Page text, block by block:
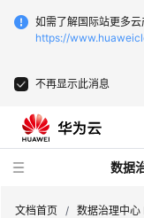
如需了解国际站更多云
https://
不再显示此消息
数据
文档首页 / 数据治理中